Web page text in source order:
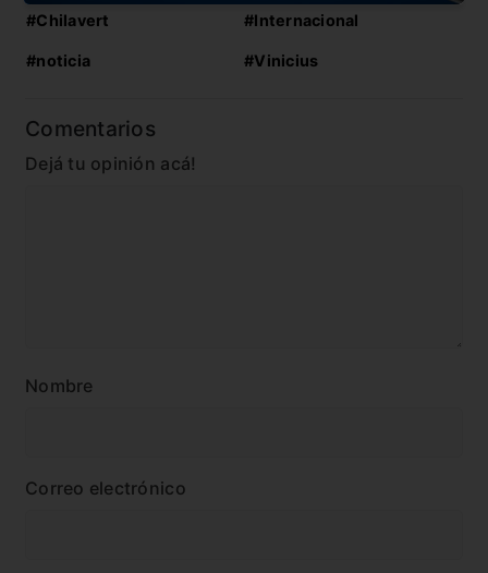
#Chilavert #Internacional
#noticia #Vinicius
Comentarios
Dejá tu opinión acá!
Nombre
Correo electrónico